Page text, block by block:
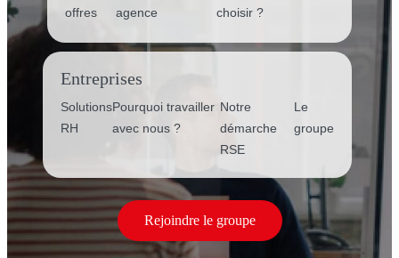
offres
agence
choisir ?
Entreprises
Solutions
RH
Pourquoi travailler
avec nous ?
Notre
démarche
RSE
Le
groupe
Rejoindre le groupe